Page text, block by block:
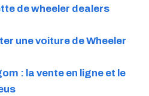
de wheeler dealers
une voiture de Wheeler
: la vente en ligne et le